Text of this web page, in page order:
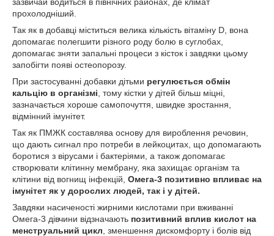
прохолодніший.
Так як в добавці міститься велика кількість вітаміну D, вона
допомагає полегшити різного роду болю в суглобах,
допомагає зняти запальні процеси з кісток і завдяки цьому
запобігти появі остеопорозу.
При застосуванні добавки дітьми регулюється обмін
кальцію в організмі , тому кістки у дітей більш міцні,
зазначається хороше самопочуття, швидке зростання,
відмінний імунітет.
Так як ПМЖК составлява основу для вироблення речовин,
що дають сигнал про потреби в лейкоцитах, що допомагають
боротися з вірусами і бактеріями, а також допомагає
створювати клітинну мембрану, яка захищає організм та
клітини від вогнищ інфекцій, Омега-3 позитивно впливає на
імунітет як у дорослих людей, так і у дітей.
Завдяки насиченості жирними кислотами при вживанні
Омега-3 дівчини відзначають позитивний вплив кислот на
менструальний цикл , зменшення дискомфорту і болів від